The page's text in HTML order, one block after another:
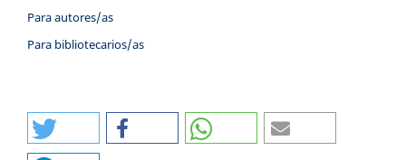
Para autores/as
Para bibliotecarios/as